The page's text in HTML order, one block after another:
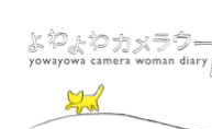
content